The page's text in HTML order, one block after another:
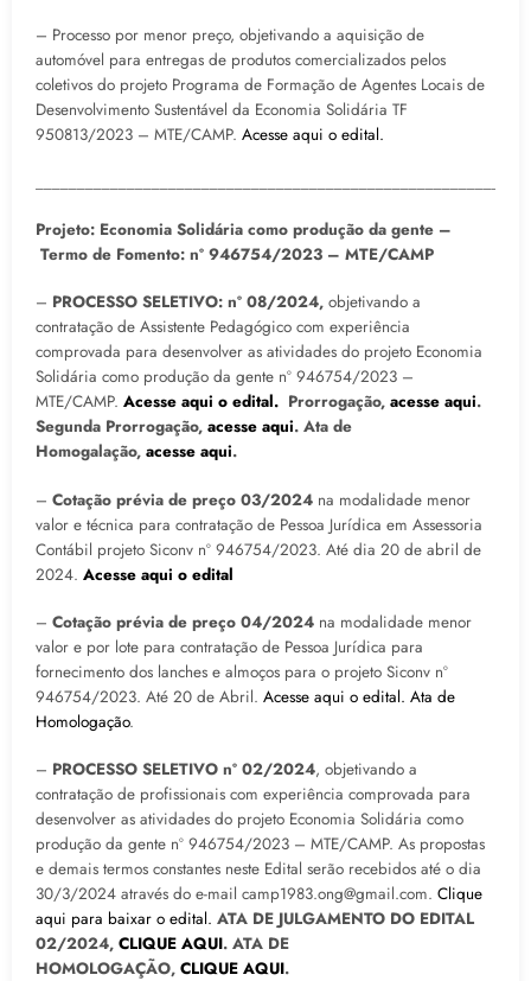
– Processo por menor preço, objetivando a aquisição de
automóvel para entregas de produtos comercializados pelos
coletivos do projeto Programa de Formação de Agentes Locais de
Desenvolvimento Sustentável da Economia Solidária TF
950813/2023 – MTE/CAMP. Acesse aqui o edital.
Projeto: Economia Solidária como produção da gente –
Termo de Fomento: nº 946754/2023 – MTE/CAMP
– PROCESSO SELETIVO: nº 08/2024, objetivando a
contratação de Assistente Pedagógico com experiência
comprovada para desenvolver as atividades do projeto Economia
Solidária como produção da gente nº 946754/2023 –
MTE/CAMP. Acesse aqui o edital. Prorrogação, acesse aqui.
Segunda Prorrogação, acesse aqui. Ata de
Homogalação, acesse aqui.
– Cotação prévia de preço 03/2024 na modalidade menor
valor e técnica para contratação de Pessoa Jurídica em Assessoria
Contábil projeto Siconv nº 946754/2023. Até dia 20 de abril de
2024. Acesse aqui o edital
– Cotação prévia de preço 04/2024 na modalidade menor
valor e por lote para contratação de Pessoa Jurídica para
fornecimento dos lanches e almoços para o projeto Siconv nº
946754/2023. Até 20 de Abril. Acesse aqui o edital. Ata de
Homologação.
– PROCESSO SELETIVO nº 02/2024, objetivando a
contratação de profissionais com experiência comprovada para
desenvolver as atividades do projeto Economia Solidária como
produção da gente nº 946754/2023 – MTE/CAMP. As propostas
e demais termos constantes neste Edital serão recebidos até o dia
30/3/2024 através do e-mail camp1983.ong@gmail.com. Clique
aqui para baixar o edital. ATA DE JULGAMENTO DO EDITAL
02/2024, CLIQUE AQUI. ATA DE
HOMOLOGAÇÃO, CLIQUE AQUI.